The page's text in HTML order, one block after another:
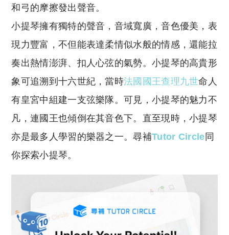
k
p
和弓的摩擦發出聲音。
小提琴擁有獨特的聲音，音域寬廣，音色優美，表
現力豐富，不但能表達柔情似水般的情感，還能拉
奏出熱情澎湃、扣人心弦的氣勢。小提琴的高貴形
象可追溯到十六世紀，當時法國國王查理九世命人
有皇宮中組建一支弦樂隊。可見，小提琴的魅力不
凡，連國王也傾倒在其音色下。直至現時，小提琴
亦是最多人學習的樂器之一。尋補Tutor Circle 同
你探索小提琴。